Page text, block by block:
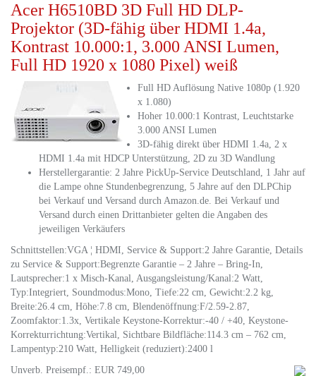
Acer H6510BD 3D Full HD DLP-
Projektor (3D-fähig über HDMI 1.4a,
Kontrast 10.000:1, 3.000 ANSI Lumen,
Full HD 1920 x 1080 Pixel) weiß
Full HD Auflösung Native 1080p (1.920
x 1.080)
Hoher 10.000:1 Kontrast, Leuchtstarke
3.000 ANSI Lumen
3D-fähig direkt über HDMI 1.4a, 2 x
HDMI 1.4a mit HDCP Unterstützung, 2D zu 3D Wandlung
Herstellergarantie: 2 Jahre PickUp-Service Deutschland, 1 Jahr auf
die Lampe ohne Stundenbegrenzung, 5 Jahre auf den DLPChip
bei Verkauf und Versand durch Amazon.de. Bei Verkauf und
Versand durch einen Drittanbieter gelten die Angaben des
jeweiligen Verkäufers
Schnittstellen:VGA ¦ HDMI, Service & Support:2 Jahre Garantie, Details
zu Service & Support:Begrenzte Garantie – 2 Jahre – Bring-In,
Lautsprecher:1 x Misch-Kanal, Ausgangsleistung/Kanal:2 Watt,
Typ:Integriert, Soundmodus:Mono, Tiefe:22 cm, Gewicht:2.2 kg,
Breite:26.4 cm, Höhe:7.8 cm, Blendenöffnung:F/2.59-2.87,
Zoomfaktor:1.3x, Vertikale Keystone-Korrektur:-40 / +40, Keystone-
Korrekturrichtung:Vertikal, Sichtbare Bildfläche:114.3 cm – 762 cm,
Lampentyp:210 Watt, Helligkeit (reduziert):2400 l
Unverb. Preisempf.: EUR 749,00